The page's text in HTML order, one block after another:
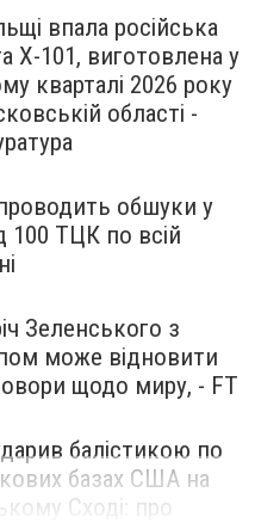
впала російська
X-101, виготовлена у
кварталі 2026 року
області -
обшуки у
100 ТЦК по всій
Зеленського з
може відновити
щодо миру, - FT
балістикою по
базах США на
Сході: про